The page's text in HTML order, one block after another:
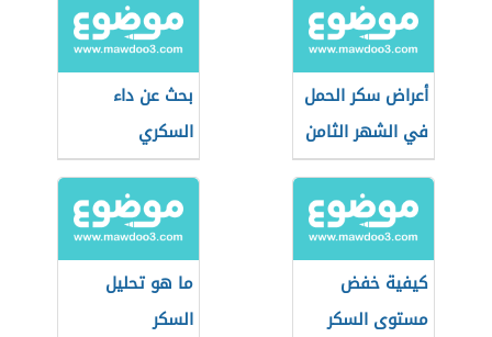
أعراض سكر الحمل
في الشهر الثامن
بحث عن داء
السكري
كيفية خفض
مستوى السكر
ما هو تحليل
السكر